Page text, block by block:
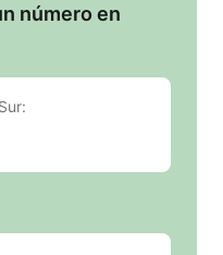
número en
: